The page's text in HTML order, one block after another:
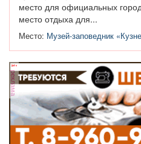
место для официальных
место отдыха для...
Место: Музей-заповедник
реклама